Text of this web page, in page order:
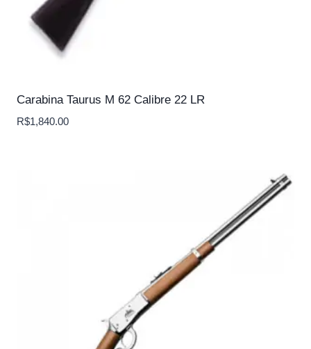
Carabina Taurus M 62 Calibre 22 LR
R$1,840.00